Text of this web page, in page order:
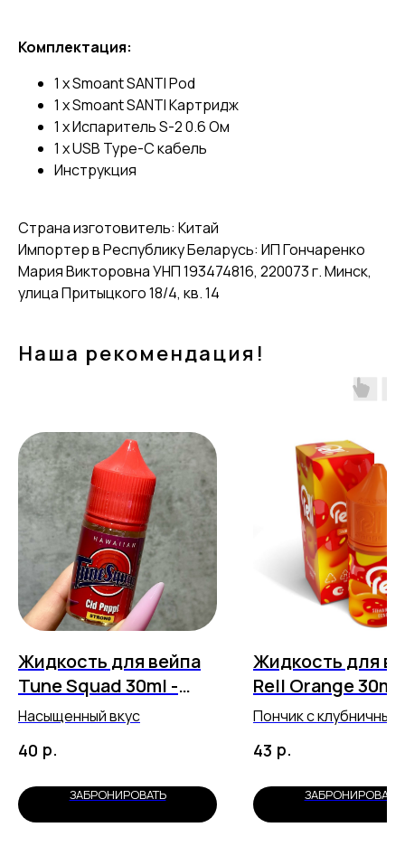
Комплектация:
1 x Smoant SANTI Pod
1 x Smoant SANTI Картридж
1 x Испаритель S-2 0.6 Ом
1 x USB Type-C кабель
Инструкция
Страна изготовитель: Китай
Импортер в Республику Беларусь: ИП Гончаренко
Мария Викторовна УНП 193474816, 220073 г. Минск,
улица Притыцкого 18/4, кв. 14
Наша рекомендация!
Жидкость для вейпа
Tune Squad 30ml -
Виноград 8
Насыщенный вкус
40 р.
ЗАБРОНИРОВАТЬ
Жидкость для
Rell Orange 30ml
Strawberry
Пончик с клубничным
43 р.
ЗАБРОНИРОВАТЬ